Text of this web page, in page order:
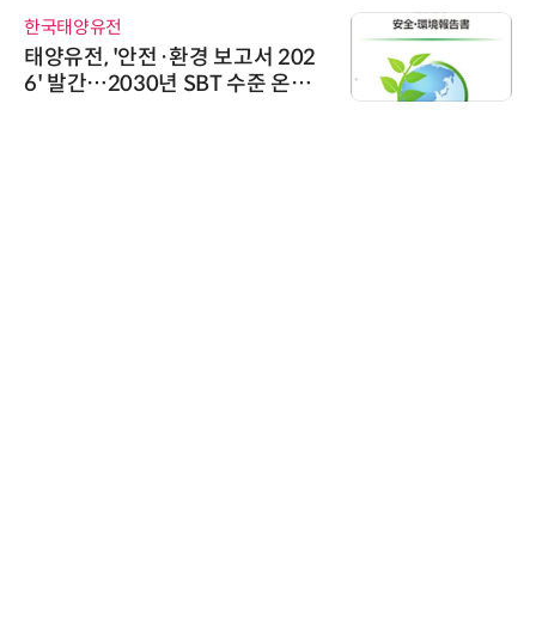
한국태양유전
태양유전, '안전·환경 보고서 202
6' 발간…2030년 SBT 수준 온실